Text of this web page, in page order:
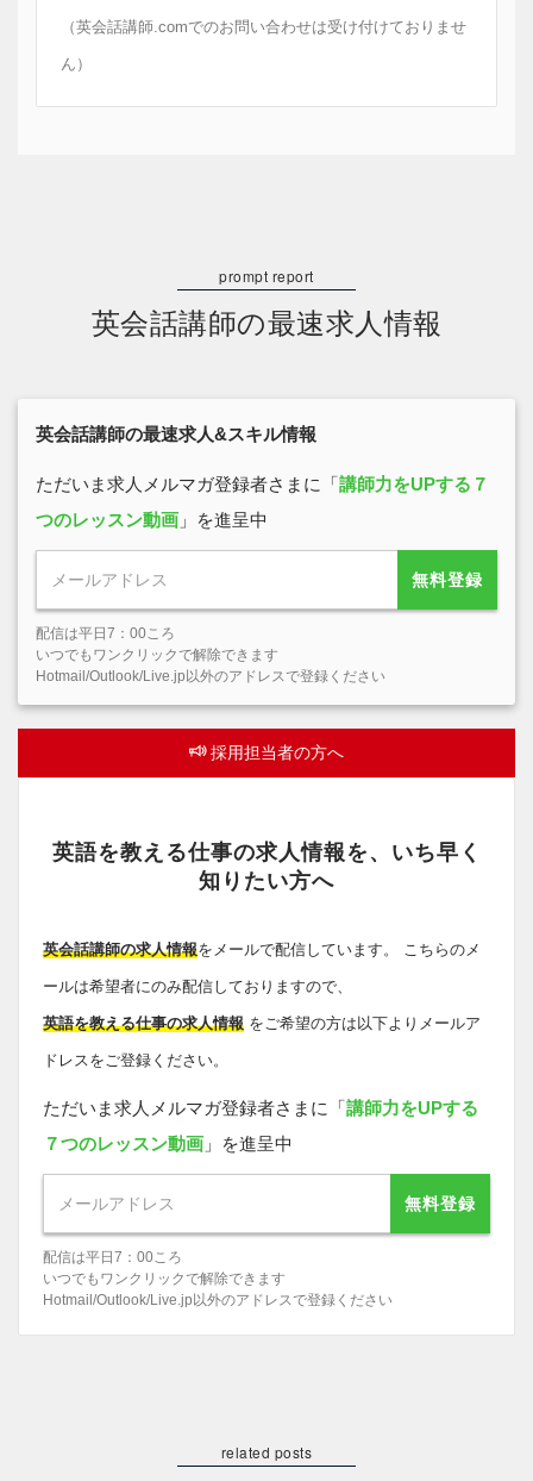
（英会話講師.comでのお問い合わせは受け付けておりませ
ん）
英会話講師の最速求人情報
英会話講師の最速求人&スキル情報
ただいま求人メルマガ登録者さまに「講師力をUPする７
つのレッスン動画 」を進呈中
無料登録
配信は平日7：00ころ
いつでもワンクリックで解除できます
Hotmail/Outlook/Live.jp以外のアドレスで登録ください
採用担当者の方へ
英語を教える仕事の求人情報を、いち早く
知りたい方へ
英会話講師の求人情報をメールで配信しています。 こちらのメ
ールは希望者にのみ配信しておりますので、
英語を教える仕事の求人情報 をご希望の方は以下よりメールア
ドレスをご登録ください。
ただいま求人メルマガ登録者さまに「講師力をUPする
７つのレッスン動画 」を進呈中
無料登録
配信は平日7：00ころ
いつでもワンクリックで解除できます
Hotmail/Outlook/Live.jp以外のアドレスで登録ください